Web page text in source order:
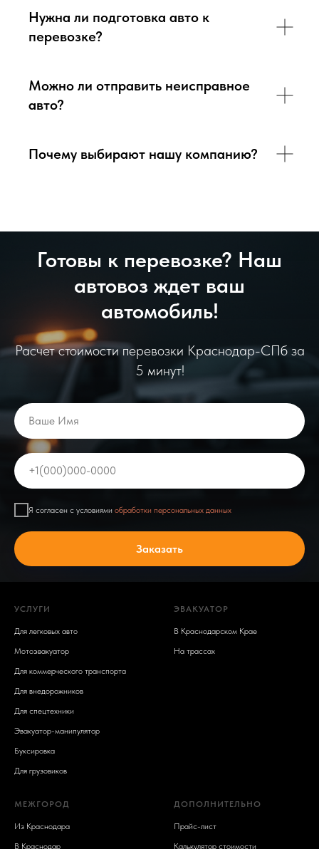
Нужна ли подготовка авто к
перевозке?
Можно ли отправить неисправное
авто?
Почему выбирают нашу компанию?
Готовы к перевозке? Наш
автовоз ждет ваш
автомобиль!
Расчет стоимости перевозки Краснодар-СПб за
5 минут!
Ваше Имя
+1(000)000-0000
Я согласен с условиями обработки персональных данных
Заказать
УСЛУГИ
Для легковых авто
Мотоэвакуатор
Для коммерческого транспорта
Для внедорожников
Для спецтехники
Эвакуатор-манипулятор
Буксировка
Для грузовиков
ЭВАКУАТОР
В Краснодарском Крае
На трассах
МЕЖГОРОД
Из Краснодара
В Краснодар
ДОПОЛНИТЕЛЬНО
Прайс-лист
Калькулятор стоимости